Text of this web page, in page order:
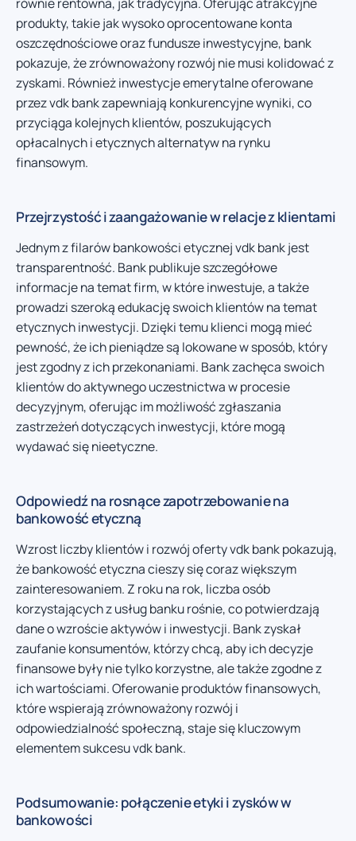
produkty, takie jak wysoko oprocentowane konta
oszczędnościowe oraz fundusze inwestycyjne, bank
pokazuje, że zrównoważony rozwój nie musi kolidować z
zyskami. Również inwestycje emerytalne oferowane
przez vdk bank zapewniają konkurencyjne wyniki, co
przyciąga kolejnych klientów, poszukujących
opłacalnych i etycznych alternatyw na rynku
finansowym.
Przejrzystość i zaangażowanie w relacje z klientami
Jednym z filarów bankowości etycznej vdk bank jest
transparentność. Bank publikuje szczegółowe
informacje na temat firm, w które inwestuje, a także
prowadzi szeroką edukację swoich klientów na temat
etycznych inwestycji. Dzięki temu klienci mogą mieć
pewność, że ich pieniądze są lokowane w sposób, który
jest zgodny z ich przekonaniami. Bank zachęca swoich
klientów do aktywnego uczestnictwa w procesie
decyzyjnym, oferując im możliwość zgłaszania
zastrzeżeń dotyczących inwestycji, które mogą
wydawać się nieetyczne.
Odpowiedź na rosnące zapotrzebowanie na
bankowość etyczną
Wzrost liczby klientów i rozwój oferty vdk bank pokazują,
że bankowość etyczna cieszy się coraz większym
zainteresowaniem. Z roku na rok, liczba osób
korzystających z usług banku rośnie, co potwierdzają
dane o wzroście aktywów i inwestycji. Bank zyskał
zaufanie konsumentów, którzy chcą, aby ich decyzje
finansowe były nie tylko korzystne, ale także zgodne z
ich wartościami. Oferowanie produktów finansowych,
które wspierają zrównoważony rozwój i
odpowiedzialność społeczną, staje się kluczowym
elementem sukcesu vdk bank.
Podsumowanie: połączenie etyki i zysków w
bankowości